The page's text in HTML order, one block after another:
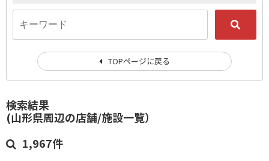
検索結果
(山形県周辺の店舗/施設一覧）
1,967件
TOPページに戻る